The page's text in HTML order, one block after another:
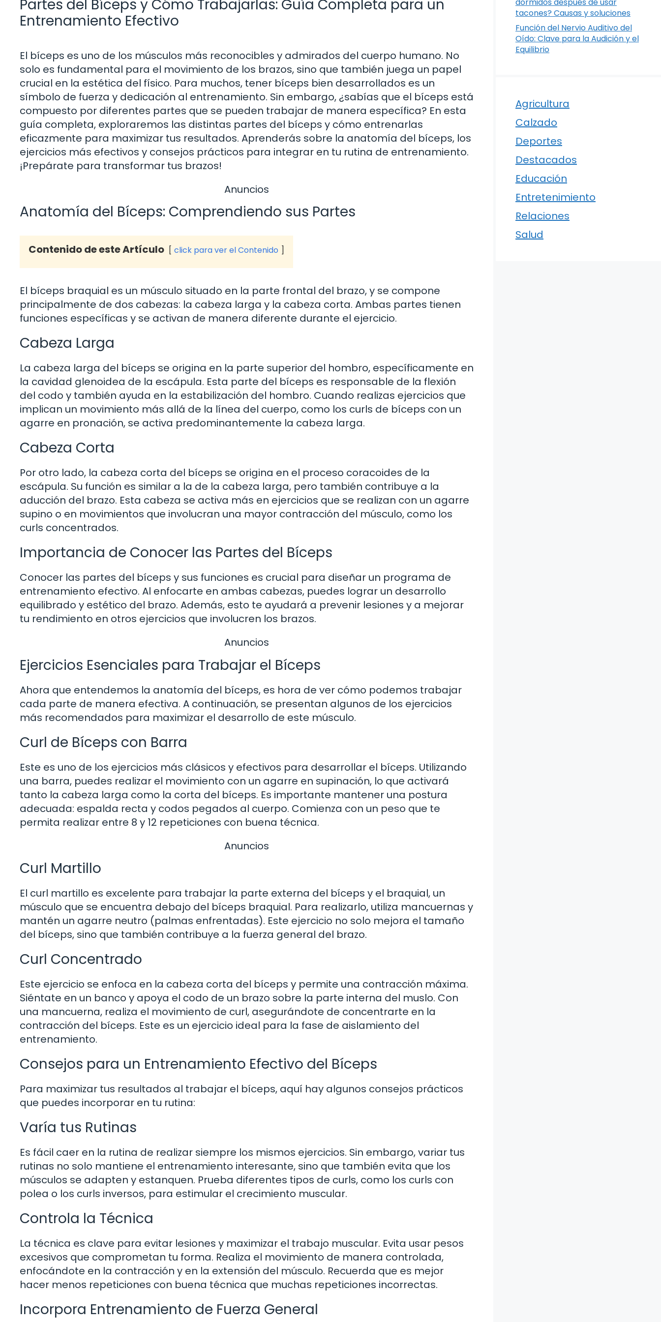
Partes del Bíceps y Cómo Trabajarlas: Guía Completa para un
Entrenamiento Efectivo
El bíceps es uno de los músculos más reconocibles y admirados del cuerpo humano. No
solo es fundamental para el movimiento de los brazos, sino que también juega un papel
crucial en la estética del físico. Para muchos, tener bíceps bien desarrollados es un
símbolo de fuerza y dedicación al entrenamiento. Sin embargo, ¿sabías que el bíceps está
compuesto por diferentes partes que se pueden trabajar de manera específica? En esta
guía completa, exploraremos las distintas partes del bíceps y cómo entrenarlas
eficazmente para maximizar tus resultados. Aprenderás sobre la anatomía del bíceps, los
ejercicios más efectivos y consejos prácticos para integrar en tu rutina de entrenamiento.
¡Prepárate para transformar tus brazos!
Anuncios
Anatomía del Bíceps: Comprendiendo sus Partes
Contenido de este Artículo click para ver el Contenido
El bíceps braquial es un músculo situado en la parte frontal del brazo, y se compone
principalmente de dos cabezas: la cabeza larga y la cabeza corta. Ambas partes tienen
funciones específicas y se activan de manera diferente durante el ejercicio.
Cabeza Larga
La cabeza larga del bíceps se origina en la parte superior del hombro, específicamente en
la cavidad glenoidea de la escápula. Esta parte del bíceps es responsable de la flexión
del codo y también ayuda en la estabilización del hombro. Cuando realizas ejercicios que
implican un movimiento más allá de la línea del cuerpo, como los curls de bíceps con un
agarre en pronación, se activa predominantemente la cabeza larga.
Cabeza Corta
Por otro lado, la cabeza corta del bíceps se origina en el proceso coracoides de la
escápula. Su función es similar a la de la cabeza larga, pero también contribuye a la
aducción del brazo. Esta cabeza se activa más en ejercicios que se realizan con un agarre
supino o en movimientos que involucran una mayor contracción del músculo, como los
curls concentrados.
Importancia de Conocer las Partes del Bíceps
Conocer las partes del bíceps y sus funciones es crucial para diseñar un programa de
entrenamiento efectivo. Al enfocarte en ambas cabezas, puedes lograr un desarrollo
equilibrado y estético del brazo. Además, esto te ayudará a prevenir lesiones y a mejorar
tu rendimiento en otros ejercicios que involucren los brazos.
Anuncios
Ejercicios Esenciales para Trabajar el Bíceps
Ahora que entendemos la anatomía del bíceps, es hora de ver cómo podemos trabajar
cada parte de manera efectiva. A continuación, se presentan algunos de los ejercicios
más recomendados para maximizar el desarrollo de este músculo.
Curl de Bíceps con Barra
Este es uno de los ejercicios más clásicos y efectivos para desarrollar el bíceps. Utilizando
una barra, puedes realizar el movimiento con un agarre en supinación, lo que activará
tanto la cabeza larga como la corta del bíceps. Es importante mantener una postura
adecuada: espalda recta y codos pegados al cuerpo. Comienza con un peso que te
permita realizar entre 8 y 12 repeticiones con buena técnica.
Anuncios
Curl Martillo
El curl martillo es excelente para trabajar la parte externa del bíceps y el braquial, un
músculo que se encuentra debajo del bíceps braquial. Para realizarlo, utiliza mancuernas y
mantén un agarre neutro (palmas enfrentadas). Este ejercicio no solo mejora el tamaño
del bíceps, sino que también contribuye a la fuerza general del brazo.
Curl Concentrado
Este ejercicio se enfoca en la cabeza corta del bíceps y permite una contracción máxima.
Siéntate en un banco y apoya el codo de un brazo sobre la parte interna del muslo. Con
una mancuerna, realiza el movimiento de curl, asegurándote de concentrarte en la
contracción del bíceps. Este es un ejercicio ideal para la fase de aislamiento del
entrenamiento.
Consejos para un Entrenamiento Efectivo del Bíceps
Para maximizar tus resultados al trabajar el bíceps, aquí hay algunos consejos prácticos
que puedes incorporar en tu rutina:
Varía tus Rutinas
Es fácil caer en la rutina de realizar siempre los mismos ejercicios. Sin embargo, variar tus
rutinas no solo mantiene el entrenamiento interesante, sino que también evita que los
músculos se adapten y estanquen. Prueba diferentes tipos de curls, como los curls con
polea o los curls inversos, para estimular el crecimiento muscular.
Controla la Técnica
La técnica es clave para evitar lesiones y maximizar el trabajo muscular. Evita usar pesos
excesivos que comprometan tu forma. Realiza el movimiento de manera controlada,
enfocándote en la contracción y en la extensión del músculo. Recuerda que es mejor
hacer menos repeticiones con buena técnica que muchas repeticiones incorrectas.
Incorpora Entrenamiento de Fuerza General
tacones? Causas y soluciones
Función del Nervio Auditivo del
Oído: Clave para la Audición y el
Equilibrio
Agricultura
Calzado
Deportes
Destacados
Educación
Entretenimiento
Relaciones
Salud